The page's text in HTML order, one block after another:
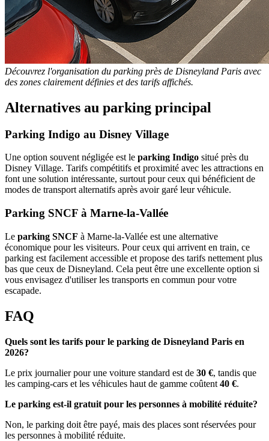
Découvrez l'organisation du parking près de Disneyland Paris avec
des zones clairement définies et des tarifs affichés.
Alternatives au parking principal
Parking Indigo au Disney Village
Une option souvent négligée est le parking Indigo situé près du
Disney Village. Tarifs compétitifs et proximité avec les attractions en
font une solution intéressante, surtout pour ceux qui bénéficient de
modes de transport alternatifs après avoir garé leur véhicule.
Parking SNCF à Marne-la-Vallée
Le parking SNCF à Marne-la-Vallée est une alternative
économique pour les visiteurs. Pour ceux qui arrivent en train, ce
parking est facilement accessible et propose des tarifs nettement plus
bas que ceux de Disneyland. Cela peut être une excellente option si
vous envisagez d'utiliser les transports en commun pour votre
escapade.
FAQ
Quels sont les tarifs pour le parking de Disneyland Paris en
2026?
Le prix journalier pour une voiture standard est de 30 €, tandis que
les camping-cars et les véhicules haut de gamme coûtent 40 €.
Le parking est-il gratuit pour les personnes à mobilité réduite?
Non, le parking doit être payé, mais des places sont réservées pour
les personnes à mobilité réduite.